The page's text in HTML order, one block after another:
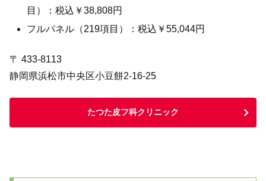
目）：税込￥38,808円
フルパネル（219項目）：税込￥55,044円
〒 433-8113
静岡県浜松市中央区小豆餅2-16-25
たつた皮フ科クリニック